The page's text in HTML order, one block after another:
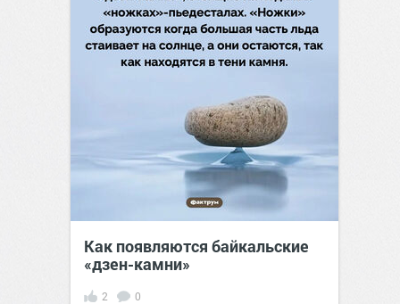
Как появляются байкальские
«дзен-камни»
2 0